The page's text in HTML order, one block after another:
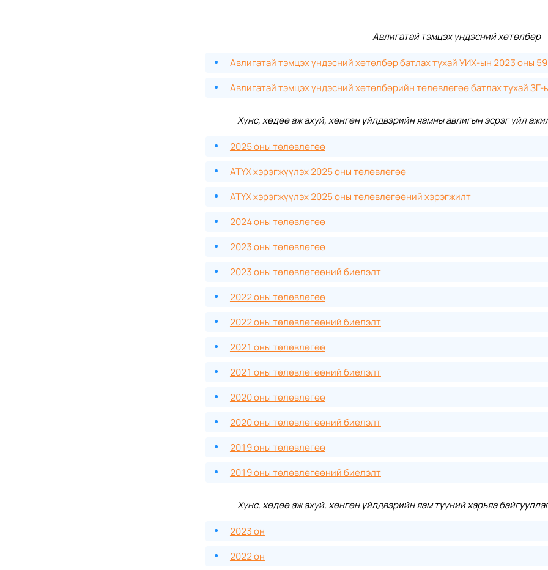
Авлигатай тэмцэх үндэсний хөтөлбөр
Авлигатай тэмцэх үндэсний хөтөлбөр батлах тухай УИХ-ын 2023 оны
Авлигатай тэмцэх үндэсний хөтөлбөрийн төлөвлөгөө батлах тухай
Хүнс, хөдөө аж ахуй, хөнгөн үйлдвэрийн яамны авлигын эсрэг үйл
2025 оны төлөвлөгөө
АТҮХ хэрэгжүүлэх 2025 оны төлөвлөгөө
АТҮХ хэрэгжүүлэх 2025 оны төлөвлөгөөний хэрэгжилт
2024 оны төлөвлөгөө
2023 оны төлөвлөгөө
2023 оны төлөвлөгөөний биелэлт
2022 оны төлөвлөгөө
2022 оны төлөвлөгөөний биелэлт
2021 оны төлөвлөгөө
2021 оны төлөвлөгөөний биелэлт
2020 оны төлөвлөгөө
2020 оны төлөвлөгөөний биелэлт
2019 оны төлөвлөгөө
2019 оны төлөвлөгөөний биелэлт
Хүнс, хөдөө аж ахуй, хөнгөн үйлдвэрийн яам түүний харъяа
2023 он
2022 он